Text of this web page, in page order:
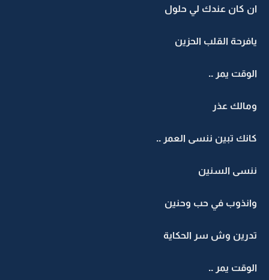
ان كان عندك لي حلول
يافرحة القلب الحزين
الوقت يمر ..
ومالك عذر
كانك تبين ننسى العمر ..
ننسى السنين
وانذوب في حب وحنين
تدرين وش سر الحكاية
الوقت يمر ..